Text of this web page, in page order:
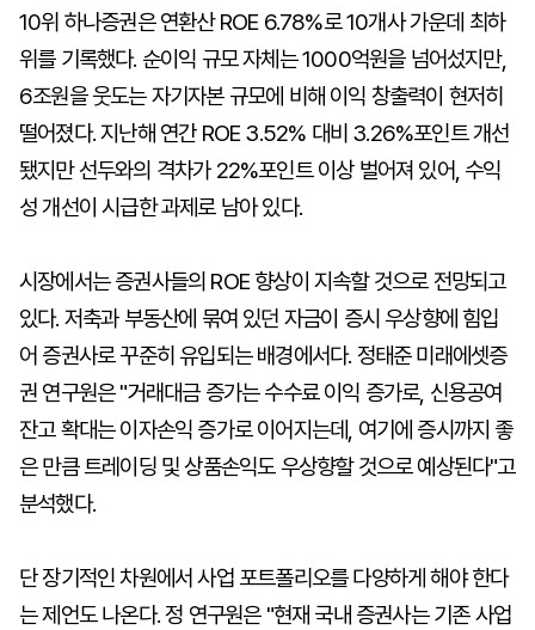
10위 하나증권은 연환산 ROE 6.78%로 10개사 가운데 최하
위를 기록했다. 순이익 규모 자체는 1000억원을 넘어섰지만,
6조원을 웃도는 자기자본 규모에 비해 이익 창출력이 현저히
떨어졌다. 지난해 연간 ROE 3.52% 대비 3.26%포인트 개선
됐지만 선두와의 격차가 22%포인트 이상 벌어져 있어, 수익
성 개선이 시급한 과제로 남아 있다.
시장에서는 증권사들의 ROE 향상이 지속할 것으로 전망되고
있다. 저축과 부동산에 묶여 있던 자금이 증시 우상향에 힘입
어 증권사로 꾸준히 유입되는 배경에서다. 정태준 미래에셋증
권 연구원은 "거래대금 증가는 수수료 이익 증가로, 신용공여
잔고 확대는 이자손익 증가로 이어지는데, 여기에 증시까지 좋
은 만큼 트레이딩 및 상품손익도 우상향할 것으로 예상된다"고
분석했다.
단 장기적인 차원에서 사업 포트폴리오를 다양하게 해야 한다
는 제언도 나온다. 정 연구원은 "현재 국내 증권사는 기존 사업